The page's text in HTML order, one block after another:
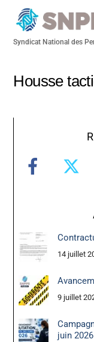
Syndicat National des
Housse
14 juillet
9 juillet
juin 2026